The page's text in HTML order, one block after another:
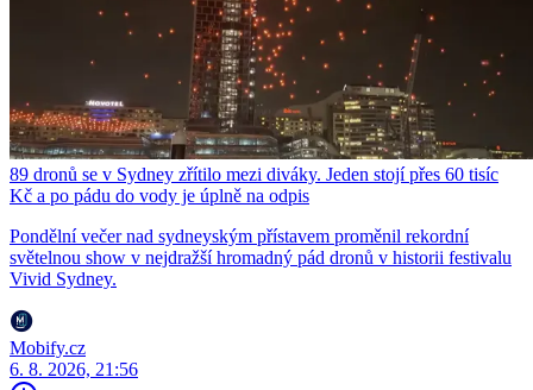
89 dronů se v Sydney zřítilo mezi diváky. Jeden stojí přes 60 tisíc
Kč a po pádu do vody je úplně na odpis
Pondělní večer nad sydneyským přístavem proměnil rekordní
světelnou show v nejdražší hromadný pád dronů v historii festivalu
Vivid Sydney.
Mobify.cz
6. 8. 2026, 21:56